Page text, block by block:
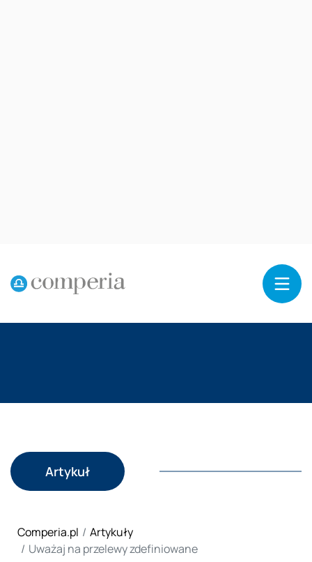
Artykuł
Comperia.pl
Artykuły
Uważaj na przelewy zdefiniowane